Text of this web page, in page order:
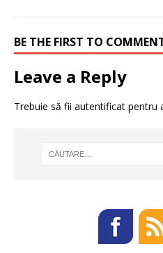
BE THE FIRST TO
Leave a Reply
Trebuie să fii autentificat pentru